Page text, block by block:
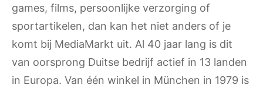
games, films, persoonlijke verzorging of
sportartikelen, dan kan het niet anders of je
komt bij MediaMarkt uit. Al 40 jaar lang is dit
van oorsprong Duitse bedrijf actief in 13 landen
in Europa. Van één winkel in München in 1979 is